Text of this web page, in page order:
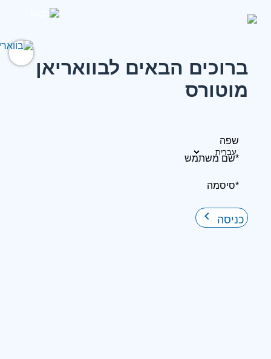
ברוכים הבאים לבוואריאן
מוטורס
שפה
*שם משתמש
*סיסמה
כניסה keyboard_arrow_right